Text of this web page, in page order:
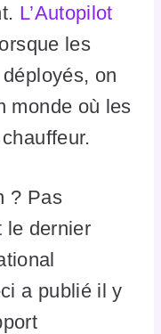
L’Autopilot
les
on
monde où les
? Pas
le dernier
a publié il y